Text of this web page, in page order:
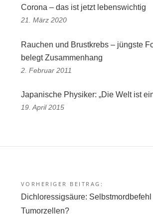
Corona – das ist jetzt lebenswichtig
21. März 2020
Rauchen und Brustkrebs – jüngste
belegt Zusammenhang
2. Februar 2011
Japanische Physiker: „Die Welt ist
19. April 2015
Beitragsnavigation
VORHERIGER BEITRAG:
Dichloressigsäure: Selbstmordbefehl
Tumorzellen?